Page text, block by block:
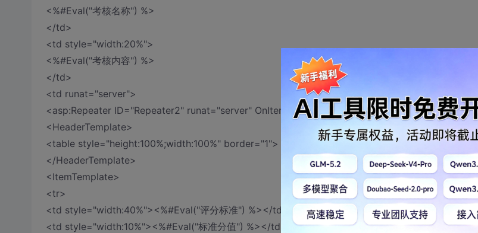
<%#Eval("考核名称") %>
</td>
<td style="width:20%">
<%#Eval("考核内容") %>
</td>
<td runat="server">
<asp:Repeater ID="Repeater2" runat="server" OnItemDataBound="Repeater2_ItemDataBound">
<HeaderTemplate>
<table style="height:100%;width:100%" border="1">
</HeaderTemplate>
<ItemTemplate>
<tr>
<td style="width:40%"><%#Eval("评分标准") %></td>
<td style="width:10%"><%#Eval("标准分值") %></td>